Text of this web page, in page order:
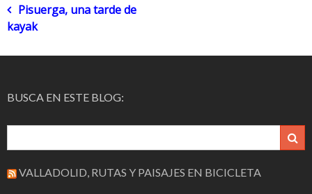
Navegación
de
Pisuerga, una tarde de
kayak
BUSCA EN ESTE BLOG:
VALLADOLID, RUTAS Y PAISAJES EN BICICLETA